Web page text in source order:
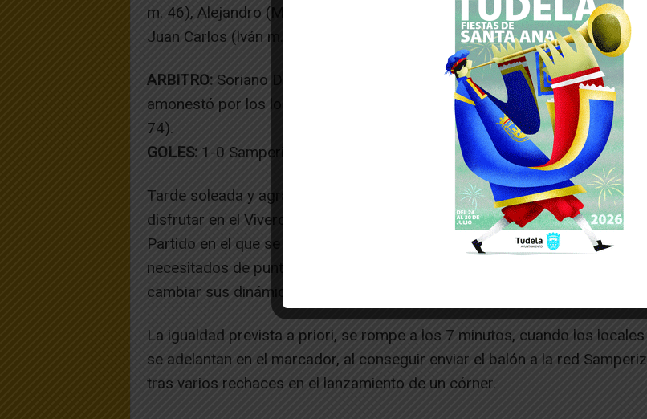
m. 46), Alejandro (Macas m 75), Diego, Manu, Bedoya (Caio m. 46), Salif y
Juan Carlos (Iván m. 61).
ARBITRO:Soriano Domingo, ayudado por Popescu y Royo Gascón,
amonestó por los locales a Vicioso (m. 75), y por los visitantes a Salif (m.
74).
GOLES:1-0 Samperiz (m. 7), 2-0 Ares (m. 35).
Tarde soleada y agradable en pleno mes de noviembre la que se pudo
disfrutar en el Vivero alhameño ayer domingo.
Partido en el que se enfrentaban los dos últimos clasificados, dos equipos
necesitados de puntos y en el que ambos equipos veían un resorte para
cambiar sus dinámicas negativas.
La igualdad prevista a priori, se rompe a los 7 minutos, cuando los locales
se adelantan en el marcador, al conseguir enviar el balón a la red Samperiz
tras varios rechaces en el lanzamiento de un córner.